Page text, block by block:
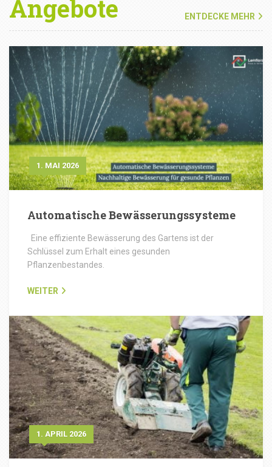
Angebote
ENTDECKE MEHR
1. MAI 2026
Automatische Bewässerungssysteme
Eine effiziente Bewässerung des Gartens ist der
Schlüssel zum Erhalt eines gesunden
Pflanzenbestandes.
WEITER
1. APRIL 2026